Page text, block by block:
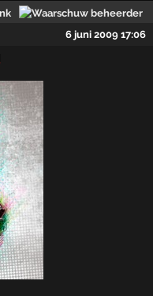
6 juni 2009 17:06